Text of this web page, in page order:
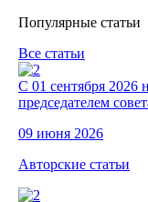
Популярные статьи
Все статьи
С 01 сентября 2026
председателем
09 июня 2026
Авторские статьи